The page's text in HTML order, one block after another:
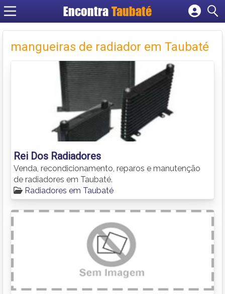
EncontraTaubaté
Cadastrar empresa
Criar conta
mangueiras de radiador em Taubaté
Rei Dos Radiadores
Venda, recondicionamento, reparos e manutenção
de radiadores em Taubaté.
Radiadores em Taubaté